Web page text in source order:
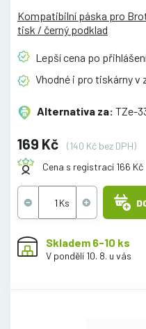
Kompatibilní páska pro
tisk / černý podklad
Lepší cena po
Vhodné i pro tiskárny v
Alternativa za: TZe-
169 Kč
(140 Kč bez DPH)
Cena s registrací 166 Kč
Skladem 6-10 ks
V pondělí 10. 8. u vás